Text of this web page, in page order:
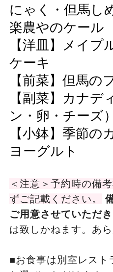
にゃく・但馬し
楽農やのケール
【洋皿】メイ
ケーキ
【前菜】但馬の
【副菜】カナ
ン・卵・チーズ
【小鉢】季節
ヨーグルト
＜注意＞予約時の備
ずご記載ください。
ご用意させていただき
は致しかねます。あ
■お食事は別室レスト